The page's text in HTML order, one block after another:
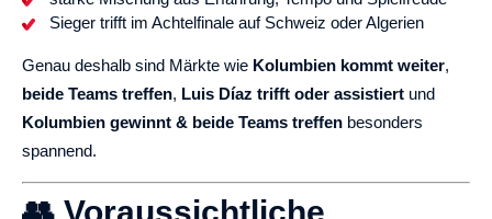
Sieger trifft im Achtelfinale auf Schweiz oder Algerien
Genau deshalb sind Märkte wie Kolumbien kommt weiter,
beide Teams treffen, Luis Díaz trifft oder assistiert und
Kolumbien gewinnt & beide Teams treffen besonders
spannend.
👥 Voraussichtliche